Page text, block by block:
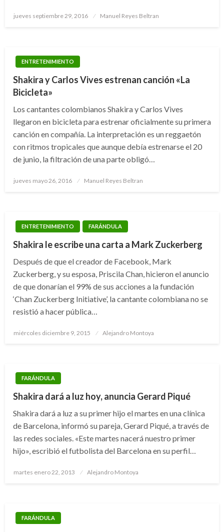
Publicado
jueves septiembre 29, 2016 Manuel Reyes Beltran
ENTRETENIMIENTO
Shakira y Carlos Vives estrenan canción «La
Bicicleta»
Los cantantes colombianos Shakira y Carlos Vives
llegaron en bicicleta para estrenar oficialmente su primera
canción en compañía. La interpretación es un reggaetón
con ritmos tropicales que aunque debía estrenarse el 20
de junio, la filtración de una parte obligó…
Publicado
jueves mayo 26, 2016 Manuel Reyes Beltran
ENTRETENIMIENTO FARÁNDULA
Shakira le escribe una carta a Mark Zuckerberg
Después de que el creador de Facebook, Mark
Zuckerberg, y su esposa, Priscila Chan, hicieron el anuncio
de que donarían el 99% de sus acciones a la fundación
‘Chan Zuckerberg Initiative’, la cantante colombiana no se
resistió a hacer pública…
Publicado
miércoles diciembre 9, 2015 Alejandro Montoya
FARÁNDULA
Shakira dará a luz hoy, anuncia Gerard Piqué
Shakira dará a luz a su primer hijo el martes en una clínica
de Barcelona, informó su pareja, Gerard Piqué, a través de
las redes sociales. «Este martes nacerá nuestro primer
hijo», escribió el futbolista del Barcelona en su perfil…
Publicado
martes enero 22, 2013 Alejandro Montoya
FARÁNDULA